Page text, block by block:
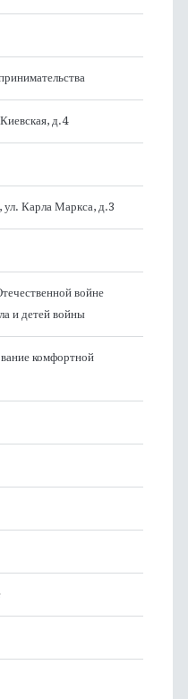
д.4
Карла Маркса, д.3
войне
и детей войны
комфортной